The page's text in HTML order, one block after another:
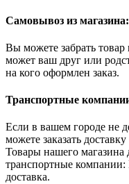
Самовывоз из магазина:
Вы можете забрать
может ваш друг или
на кого оформлен заказ.
Транспортные
Если в вашем городе не
можете заказать
Товары нашего магазина
транспортные
доставка.